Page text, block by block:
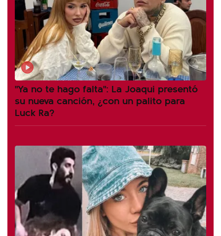
"Ya no te hago falta": La Joaqui presentó
su nueva canción, ¿con un palito para
Luck Ra?